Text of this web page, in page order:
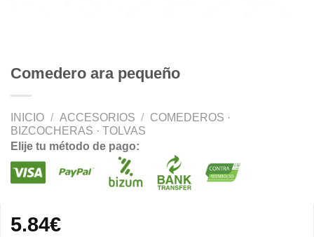
Comedero ara pequeño
INICIO / ACCESORIOS / COMEDEROS ·
BIZCOCHERAS · TOLVAS
Elije tu método de pago:
5.84€